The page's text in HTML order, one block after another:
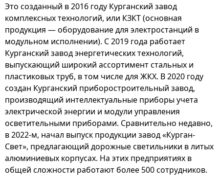
Это созданный в 2016 году Курганский завод
комплексных технологий, или КЗКТ (основная
продукция — оборудование для электростанций в
модульном исполнении). С 2019 года работает
Курганский завод энергетических технологий,
выпускающий широкий ассортимент стальных и
пластиковых труб, в том числе для ЖКХ. В 2020 году
создан Курганский приборостроительный завод,
производящий интеллектуальные приборы учета
электрической энергии и модули управления
осветительными приборами. Сравнительно недавно,
в 2022-м, начал выпуск продукции завод «Курган-
Свет», предлагающий дорожные светильники в литых
алюминиевых корпусах. На этих предприятиях в
общей сложности работают более 500 сотрудников.